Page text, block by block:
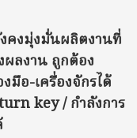
คงมุ่งมั่นผลิตงานที่
ลงาน ถูกต้อง
มือ-เครื่องจักรได้
key / กำลังการ